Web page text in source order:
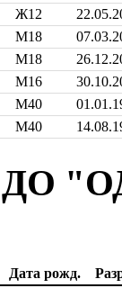
Ж12
М18
М18
М16
М40
М40
ДО
Дата рожд.